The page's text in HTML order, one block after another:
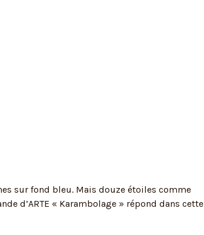
sur fond bleu. Mais douze étoiles comme
d’ARTE « Karambolage » répond dans cette